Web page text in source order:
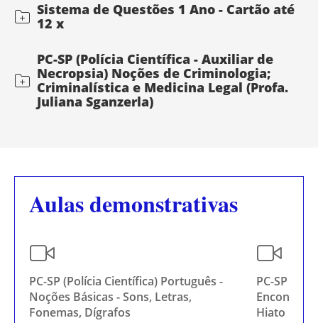
Sistema de Questões 1 Ano - Cartão até
12 x
PC-SP (Polícia Científica - Auxiliar de
Necropsia) Noções de Criminologia;
Criminalística e Medicina Legal (Profa.
Juliana Sganzerla)
Aulas demonstrativas
PC-SP (Polícia Científica) Português -
Noções Básicas - Sons, Letras,
Fonemas, Dígrafos
PC-SP
Encontros
Hiato